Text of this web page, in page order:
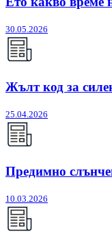
30.05.2026
Жълт код за
25.04.2026
Предимно
10.03.2026